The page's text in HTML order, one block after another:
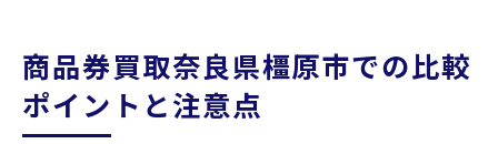
商品券買取奈良県橿原市での比較
ポイントと注意点